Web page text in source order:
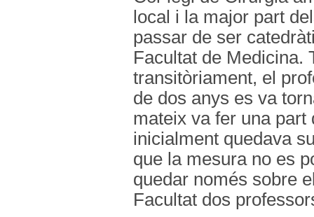
local i la major part
passar de ser
Facultat de Medicina.
transitòriament, el
de dos anys es va
mateix va fer una part
inicialment quedava
que la mesura no es
quedar només sobre
Facultat dos